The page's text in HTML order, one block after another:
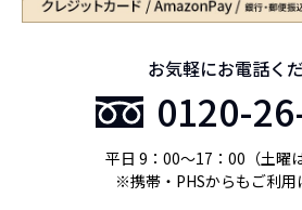
お気軽にお電話く
0120-
平日 9：00〜17：00（土曜
※携帯・PHSからもご利用